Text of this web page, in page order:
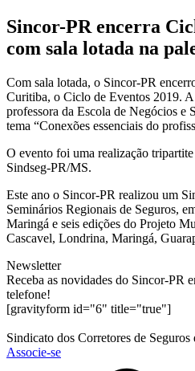
Sincor-PR encerra
com sala lotada na
Com sala lotada, o Sincor-PR
Curitiba, o Ciclo de Eventos 2019. A
professora da Escola de Negócios
tema “Conexões essenciais do
O evento foi uma realização
Sindseg-PR/MS.
Este ano o Sincor-PR realizou um
Seminários Regionais de Seguros,
Maringá e seis edições do Projeto
Cascavel, Londrina, Maringá,
Newsletter
Receba as novidades do Sincor-PR
telefone!
[gravityform id="6" title="true"]
Sindicato dos Corretores de Seguros
Associe-se